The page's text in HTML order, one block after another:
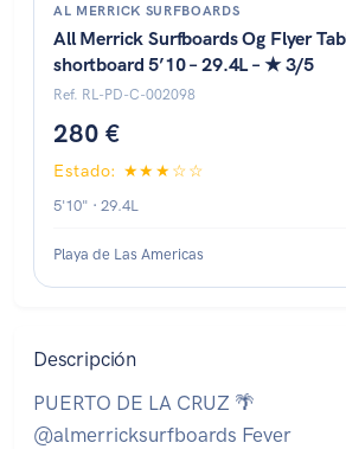
AL MERRICK SURFBOARDS
All Merrick Surfboards Og Flyer
shortboard 5’10 – 29.4L – ★ 3/5
Ref. RL-PD-C-002098
280 €
Estado: ★★★☆☆
5'10" · 29.4L
Playa de Las Americas
Descripción
PUERTO DE LA CRUZ 🌴
@almerricksurfboards Fever